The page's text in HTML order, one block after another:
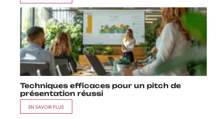
Techniques efficaces pour un pitch de
présentation réussi
EN SAVOIR PLUS